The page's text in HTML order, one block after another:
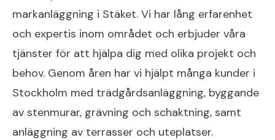
markanläggning i Stäket. Vi har lång erfarenhet
och expertis inom området och erbjuder våra
tjänster för att hjälpa dig med olika projekt och
behov. Genom åren har vi hjälpt många kunder i
Stockholm med trädgårdsanläggning, byggande
av stenmurar, grävning och schaktning, samt
anläggning av terrasser och uteplatser.